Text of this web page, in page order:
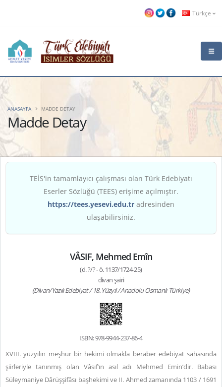
Türkçe
Madde Detay
ANASAYFA MADDE DETAY
TEİS'in tamamlayıcı çalışması olan Türk Edebiyatı
Eserler Sözlüğü (TEES) erişime açılmıştır.
https://tees.yesevi.edu.tr adresinden
ulaşabilirsiniz.
VÂSIF, Mehmed Emîn
(d. ?/? - ö. 1137/1724-25)
divan şairi
(Divan/Yazılı Edebiyat / 18. Yüzyıl / Anadolu-Osmanlı-Türkiye)
ISBN: 978-9944-237-86-4
XVIII. yüzyılın meşhur bir hekimi olmakla beraber edebiyat sahasında
şiirleriyle tanınmış olan Vâsıf’ın asıl adı Mehmed Emin’dir. Babası
Süleymaniye Dârüşşifâsı başhekimi ve II. Ahmed zamanında 1103 / 1691